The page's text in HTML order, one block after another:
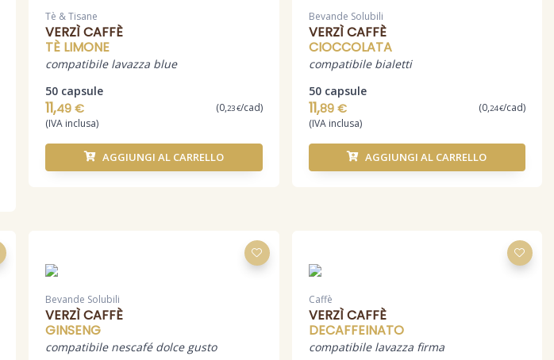
Tè & Tisane
VERZÌ CAFFÈ
TÈ LIMONE
compatibile lavazza blue
50 capsule
11,49 € (0,23 €/cad)
(IVA inclusa)
AGGIUNGI AL CARRELLO
Bevande Solubili
VERZÌ CAFFÈ
CIOCCOLATA
compatibile bialetti
50 capsule
11,89 € (0,24 €/cad)
(IVA inclusa)
AGGIUNGI AL CARRELLO
Bevande Solubili
VERZÌ CAFFÈ
GINSENG
compatibile nescafé dolce gusto
Caffè
VERZÌ CAFFÈ
DECAFFEINATO
compatibile lavazza firma